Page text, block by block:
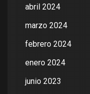
abril 2024
marzo 2024
febrero 2024
enero 2024
junio 2023